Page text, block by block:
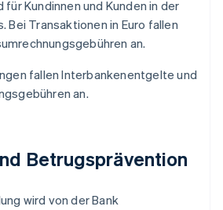
Kundinnen und Kunden in der
Bei Transaktionen in Euro fallen
an.
fallen Interbankenentgelte und
an.
Betrugsprävention
wird von der Bank